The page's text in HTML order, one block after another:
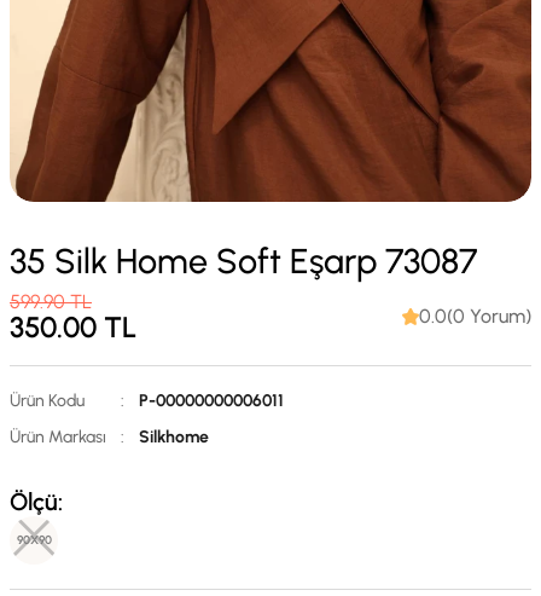
35 Silk Home Soft Eşarp 73087
599.90TL
350.00 TL 0.0(0 Yorum)
Ürün Kodu :
P-00000000006011
Ürün Markası
: Silkhome
Ölçü:
90X90